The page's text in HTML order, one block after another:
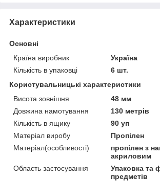
Характеристики
Основні
Країна виробник
Україна
Кількість в упаковці
6 шт.
Користувальницькі характеристики
Висота зовнішня
48 мм
Довжина намотування
130 метрів
Кількість в ящику
90 уп
Матеріал виробу
Пропілен
Матеріал(особливості)
пропілен з
акриловим
Область застосування
Упаковка та
предметів